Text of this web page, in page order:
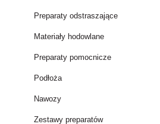
Preparaty odstraszające
Materiały hodowlane
Preparaty pomocnicze
Podłoża
Nawozy
Zestawy preparatów